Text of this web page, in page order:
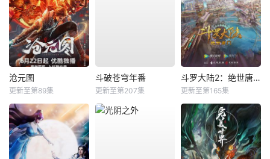
沧元图
更新至第89集
斗破苍穹年番
更新至第207集
斗罗大陆2：绝世唐门
更新至第165集